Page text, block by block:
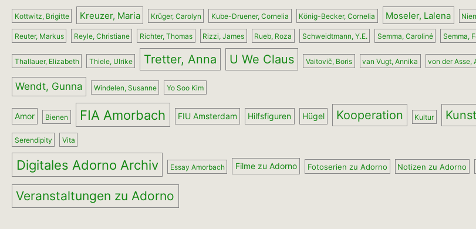
Kottwitz, Brigitte Kreuzer, Maria Krüger, Carolyn Kube-Druener, Cornelia König-Becker, Cornelia Moseler, Lalena
Reuter, Markus Reyle, Christiane Richter, Thomas Rizzi, James Rueb, Roza Schweidtmann, Y.E. Semma, Caroliné Semma,
Thallauer, Elizabeth Thiele, Ulrike Tretter, Anna U We Claus Vaitovič, Boris van Vugt, Annika von der Asse,
Wendt, Gunna Windelen, Susanne Yo Soo Kim
Amor Bienen FIA Amorbach FIU Amsterdam Hilfsfiguren Hügel Kooperation Kultur Kunst
Serendipity Vita
Digitales Adorno Archiv Essay Amorbach Filme zu Adorno Fotoserien zu Adorno Notizen zu Adorno
Veranstaltungen zu Adorno